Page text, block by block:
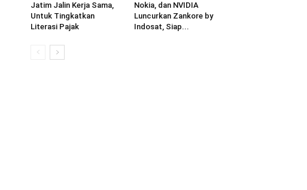
Jatim Jalin Kerja Sama,
Untuk Tingkatkan
Literasi Pajak
Nokia, dan NVIDIA
Luncurkan Zankore by
Indosat, Siap...